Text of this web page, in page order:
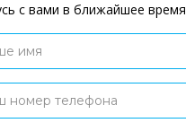
с вами в ближайшее время